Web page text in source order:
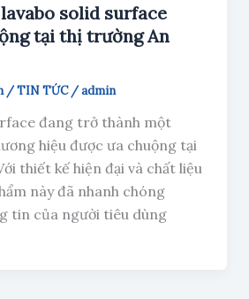
solid surface
tại thị trường An
/TIN TỨC/admin
đang trở thành một
hiệu được ưa chuộng tại
thiết kế hiện đại và chất liệu
này đã nhanh chóng
tin của người tiêu dùng